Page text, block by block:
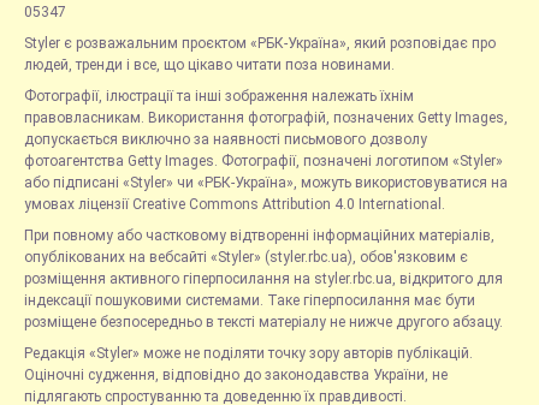
05347
Styler є розважальним проєктом «РБК-Україна», який розповідає про
людей, тренди і все, що цікаво читати поза новинами.
Фотографії, ілюстрації та інші зображення належать їхнім
правовласникам. Використання фотографій, позначених Getty Images,
допускається виключно за наявності письмового дозволу
фотоагентства Getty Images. Фотографії, позначені логотипом «Styler»
або підписані «Styler» чи «РБК-Україна», можуть використовуватися на
умовах ліцензії Creative Commons Attribution 4.0 International.
При повному або частковому відтворенні інформаційних матеріалів,
опублікованих на вебсайті «Styler» (styler.rbc.ua), обов'язковим є
розміщення активного гіперпосилання на styler.rbc.ua, відкритого для
індексації пошуковими системами. Таке гіперпосилання має бути
розміщене безпосередньо в тексті матеріалу не нижче другого абзацу.
Редакція «Styler» може не поділяти точку зору авторів публікацій.
Оціночні судження, відповідно до законодавства України, не
підлягають спростуванню та доведенню їх правдивості.